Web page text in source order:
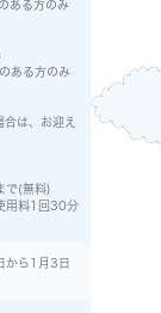
ある方のみ
）
ある方のみ
は、お迎え
で(無料)
用料1回30分
から1月3日